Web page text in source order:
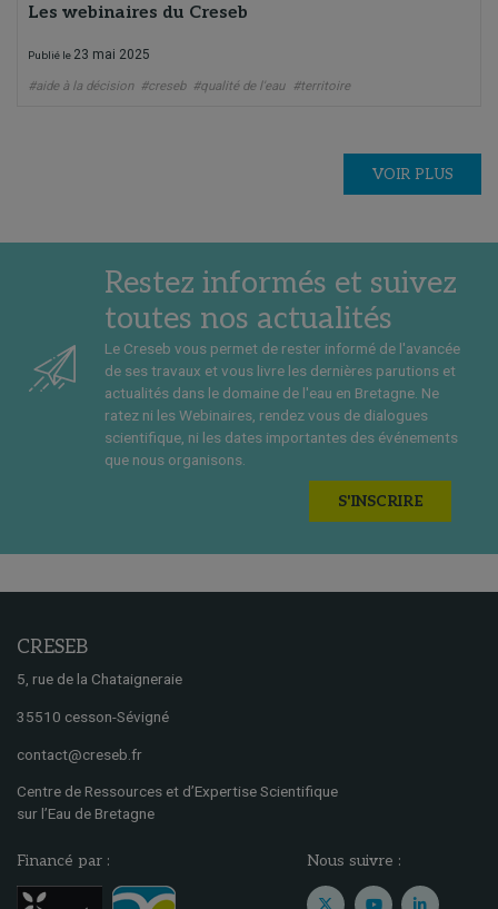
Les webinaires du Creseb
Publié le 23 mai 2025
#aide à la décision #creseb #qualité de l'eau #territoire
VOIR PLUS
Restez informés et suivez
toutes nos actualités
Le Creseb vous permet de rester informé de l'avancée
de ses travaux et vous livre les dernières parutions et
actualités dans le domaine de l'eau en Bretagne. Ne
ratez ni les Webinaires, rendez vous de dialogues
scientifique, ni les dates importantes des événements
que nous organisons.
S'INSCRIRE
CRESEB
5, rue de la Chataigneraie
35510 cesson-Sévigné
contact@creseb.fr
Centre de Ressources et d’Expertise Scientifique
sur l’Eau de Bretagne
Financé par : Nous suivre :